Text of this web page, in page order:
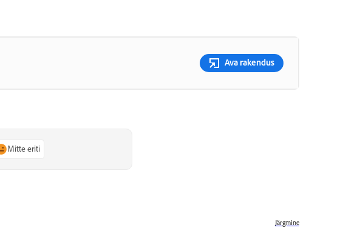
Ava rakendus
Mitte eriti
Järgmine